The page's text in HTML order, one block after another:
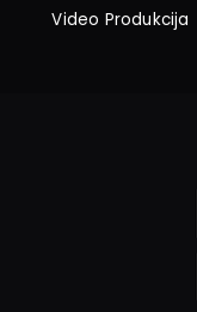
Video Produkcija